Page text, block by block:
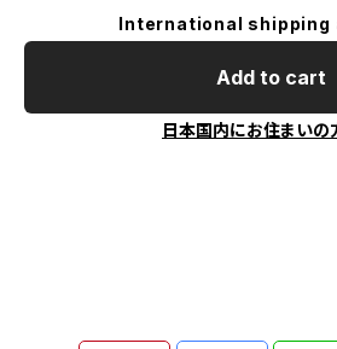
International shipping
Add to cart
日本国内にお住まいの